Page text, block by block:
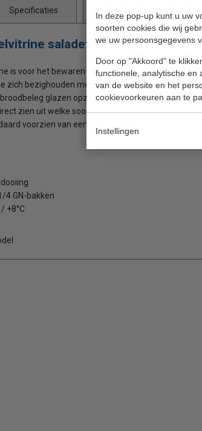
In deze pop-up kunt u uw
soorten cookies die wij
we uw persoonsgegevens
Door op "Akkoord" te
functionele, analytische en
van de website en het
cookievoorkeuren aan te
Instellingen
Specificaties Bijlages
saladette 7x GN 1/4
is voor het bewaren van ingrediënten in
zich bezighouden met het verkopen van
glazen opzetvitrines te gebruiken,
zien uit welke soorten broodbeleg men kan
voorzien van een glasopstand. De temperatuur
4 GN-bakken
+8°C